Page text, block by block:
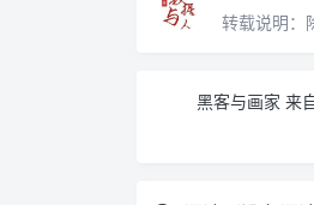
转载说明：
黑客与画家 来